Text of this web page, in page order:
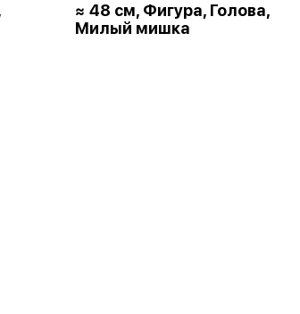
≈ 48 см, Фигура, Голова,
Милый мишка